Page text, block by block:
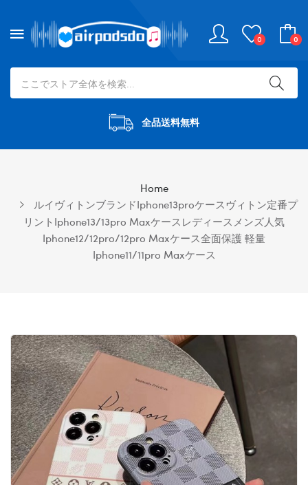
0 0
全品送料無料
Home
ルイヴィトンブランドiphone13proケースヴィトン定番プ
リントiphone13/13pro Maxケースレディースメンズ人気
Iphone12/12pro/12pro Maxケース全面保護 軽量
Iphone11/11pro Maxケース